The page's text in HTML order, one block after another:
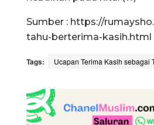
Sumber : https://
tahu-berterima-kasih.html
Tags: Ucapan Terima Kasih sebagai